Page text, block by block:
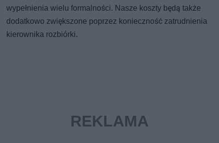
wypełnienia wielu formalności. Nasze koszty będą także
dodatkowo zwiększone poprzez konieczność zatrudnienia
kierownika rozbiórki.